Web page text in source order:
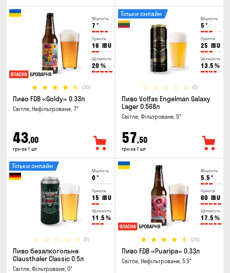
Міцність
7 °
Гіркота
16 IBU
Щільність
20 %
(30)
Пиво FDB «Goldy» 0.33л
Світле, Нефільтроване, 7°
43,00
грн за 1 шт
Міцність
5 °
Гіркота
25 IBU
Щільність
13.5 %
(0)
Тільки онлайн
Пиво Volfas Engelman Galaxy
Lager 0.568л
Світле, Фільтроване, 5°
57,50
грн за 1 шт
Міцність
0 °
Гіркота
15 IBU
Щільність
11.5 %
(0)
Тільки онлайн
Пиво безалкогольне
Clausthaler Classic 0.5л
Світле, Фільтроване, 0°
Міцність
5.5 °
Гіркота
60 IBU
Щільність
17.5 %
(26)
Пиво FDB «Puaripa» 0.33л
Світле, Нефільтроване, 5.5°